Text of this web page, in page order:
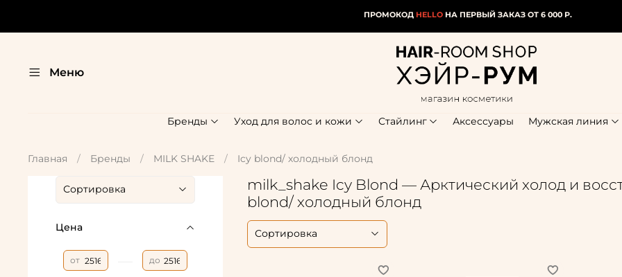
ПРОМОКОД HELLOНА ПЕРВЫЙ ЗАКАЗ ОТ 6 000 Р.
Меню
Бренды Уход для волос и кожи Стайлинг Аксессуары Мужская линия
Главная Бренды MILK SHAKE Icy blond/ холодный блонд
milk_shake Icy Blond — Арктический холод и
blond/ холодный блонд
Цена
от до